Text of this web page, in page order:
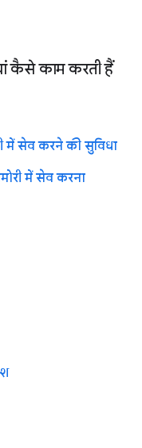
कैसे काम करती हैं
में सेव करने की सुविधा
में सेव करना